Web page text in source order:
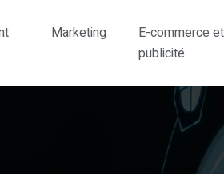
Marketing
E-commerce et
publicité